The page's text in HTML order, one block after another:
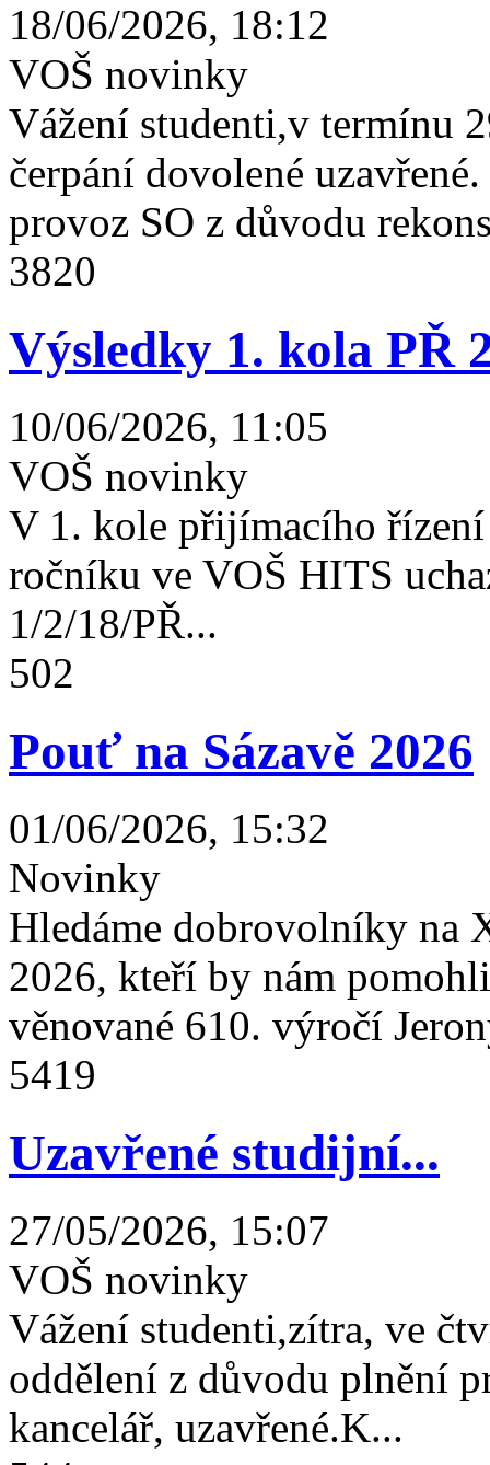
18/06/2026, 18:12
VOŠ novinky
Vážení studenti,v termínu
čerpání dovolené
provoz SO z důvodu
3820
Výsledky 1. kola PŘ
10/06/2026, 11:05
VOŠ novinky
V 1. kole přijímacího
ročníku ve VOŠ HITS
1/2/18/PŘ...
502
Pouť na Sázavě 2026
01/06/2026, 15:32
Novinky
Hledáme dobrovolníky na
2026, kteří by nám
věnované 610. výročí
5419
Uzavřené studijní...
27/05/2026, 15:07
VOŠ novinky
Vážení studenti,zítra, ve
oddělení z důvodu plnění
kancelář, uzavřené.K...